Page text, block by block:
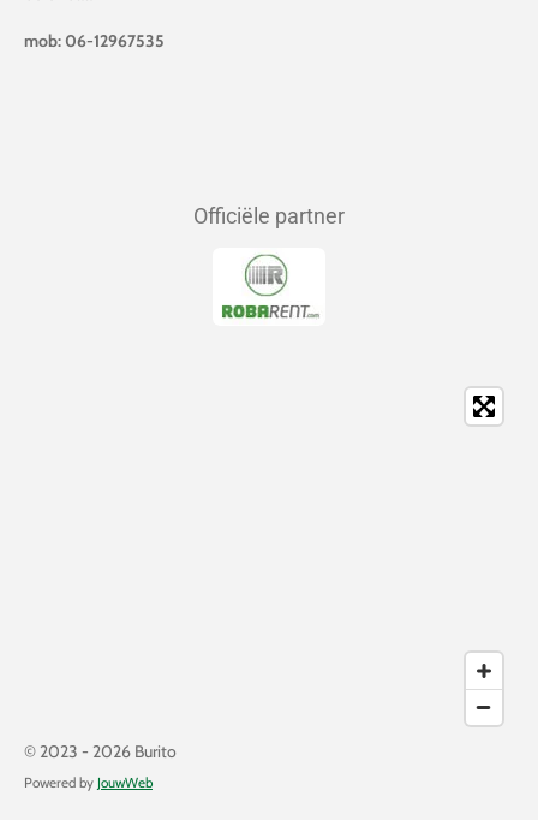
mob: 06-12967535
Officiële partner
© 2023 - 2026 Burito
Powered by JouwWeb